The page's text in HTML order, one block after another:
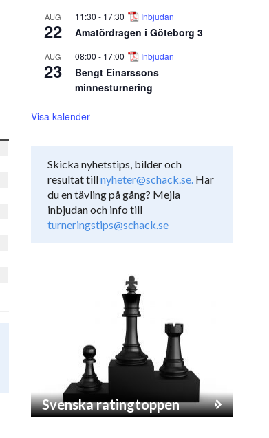
AUG
22
11:30 - 17:30 Inbjudan
Amatördragen i Göteborg 3
AUG
23
08:00 - 17:00 Inbjudan
Bengt Einarssons
minnesturnering
Visa kalender
Skicka nyhetstips, bilder och
resultat tillnyheter@schack.se. Har
du en tävling på gång? Mejla
inbjudan och info till
turneringstips@schack.se
Svenska ratingtoppen